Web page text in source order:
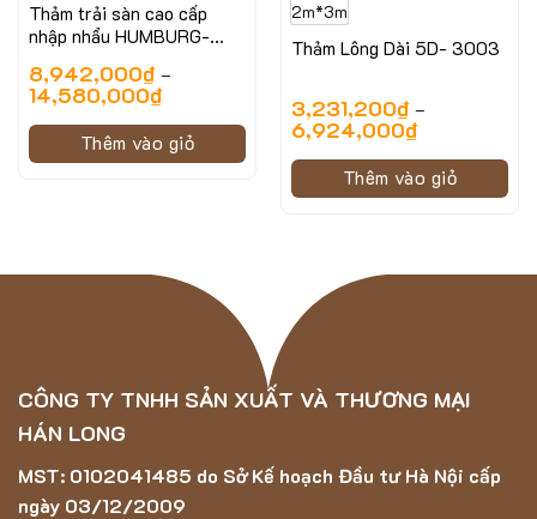
Thảm trải sàn cao cấp
nhập nhẩu HUMBURG-
8,942,000₫–
14,580,000₫
Thêm vào giỏ
2m*3m
Thảm Lông Dài 5D- 3003
3,231,200₫–
6,924,000₫
Thêm vào giỏ
CÔNG TY TNHH SẢN XUẤT VÀ THƯƠNG MẠI
HÁN LONG
MST: 0102041485 do Sở Kế hoạch Đầu tư Hà Nội cấp
ngày 03/12/2009